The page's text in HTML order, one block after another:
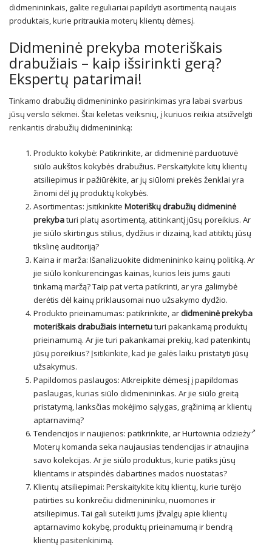
didmenininkais, galite reguliariai papildyti asortimentą naujais
produktais, kurie pritraukia moterų klientų dėmesį.
Didmeninė prekyba moteriškais
drabužiais – kaip išsirinkti gerą?
Ekspertų patarimai!
Tinkamo drabužių didmenininko pasirinkimas yra labai svarbus
jūsų verslo sėkmei. Štai keletas veiksnių, į kuriuos reikia atsižvelgti
renkantis drabužių didmenininką:
Produkto kokybė: Patikrinkite, ar didmeninė parduotuvė
siūlo aukštos kokybės drabužius. Perskaitykite kitų klientų
atsiliepimus ir pažiūrėkite, ar jų siūlomi prekės ženklai yra
žinomi dėl jų produktų kokybės.
Asortimentas: įsitikinkite Moteriškų drabužių didmeninė
prekybaturi platų asortimentą, atitinkantį jūsų poreikius. Ar
jie siūlo skirtingus stilius, dydžius ir dizainą, kad atitiktų jūsų
tikslinę auditoriją?
Kaina ir marža: Išanalizuokite didmenininko kainų politiką. Ar
jie siūlo konkurencingas kainas, kurios leis jums gauti
tinkamą maržą? Taip pat verta patikrinti, ar yra galimybė
derėtis dėl kainų priklausomai nuo užsakymo dydžio.
Produkto prieinamumas: patikrinkite, ar didmeninė prekyba
moteriškais drabužiais internetuturi pakankamą produktų
prieinamumą. Ar jie turi pakankamai prekių, kad patenkintų
jūsų poreikius? Įsitikinkite, kad jie galės laiku pristatyti jūsų
užsakymus.
Papildomos paslaugos: Atkreipkite dėmesį į papildomas
paslaugas, kurias siūlo didmenininkas. Ar jie siūlo greitą
pristatymą, lanksčias mokėjimo sąlygas, grąžinimą ar klientų
aptarnavimą?
Tendencijos ir naujienos: patikrinkite, arHurtownia odzieży
Moterų komanda seka naujausias tendencijas ir atnaujina
savo kolekcijas. Ar jie siūlo produktus, kurie patiks jūsų
klientams ir atspindės dabartines mados nuostatas?
Klientų atsiliepimai: Perskaitykite kitų klientų, kurie turėjo
patirties su konkrečiu didmenininku, nuomones ir
atsiliepimus. Tai gali suteikti jums įžvalgų apie klientų
aptarnavimo kokybę, produktų prieinamumą ir bendrą
klientų pasitenkinimą.